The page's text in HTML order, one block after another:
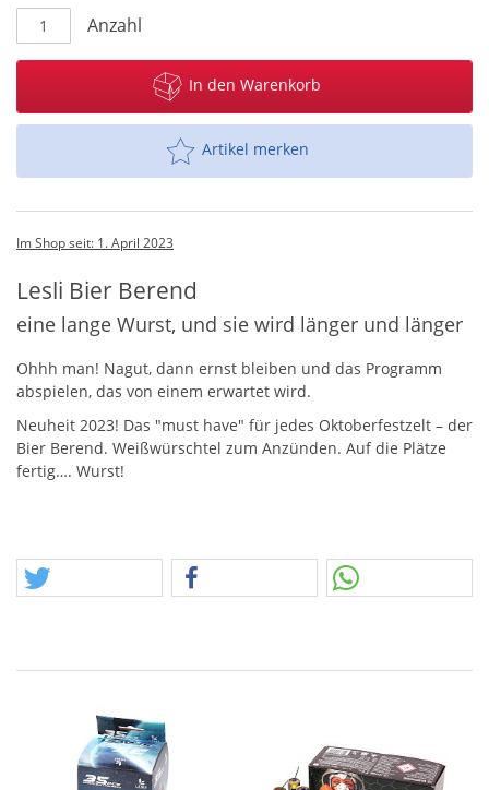
Anzahl
In den Warenkorb
Artikel merken
Im Shop seit: 1. April 2023
Lesli Bier Berend
eine lange Wurst, und sie wird länger und länger
Ohhh man! Nagut, dann ernst bleiben und das Programm
abspielen, das von einem erwartet wird.
Neuheit 2023! Das "must have" für jedes Oktoberfestzelt – der
Bier Berend. Weißwürschtel zum Anzünden. Auf die Plätze
fertig…. Wurst!